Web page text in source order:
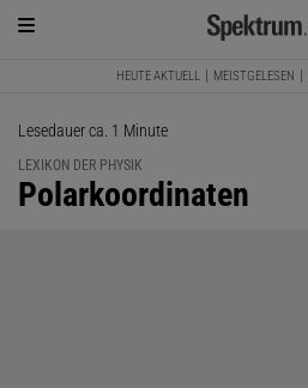
HEUTE AKTUELL MEISTGELESEN
Lesedauer ca. 1 Minute
LEXIKON DER PHYSIK
:
Polarkoordinaten